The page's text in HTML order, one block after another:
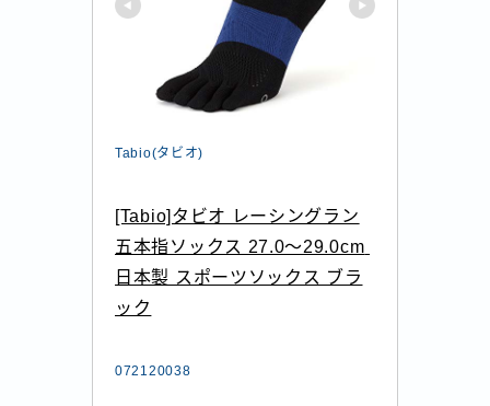
Tabio(タビオ)
[Tabio]タビオ レーシングラン
五本指ソックス 27.0～29.0cm
日本製 スポーツソックス ブラ
ック
072120038